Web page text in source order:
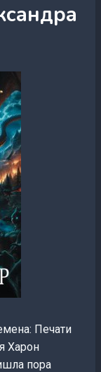
Печати
Харон
пора